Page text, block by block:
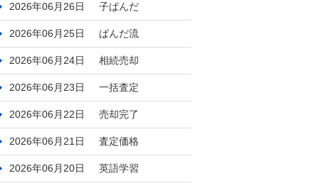
2026年06月26日 子ぱんだ
2026年06月25日 ぱんだ流
2026年06月24日 相続売却
2026年06月23日 一括査定
2026年06月22日 売却完了
2026年06月21日 査定価格
2026年06月20日 英語学習